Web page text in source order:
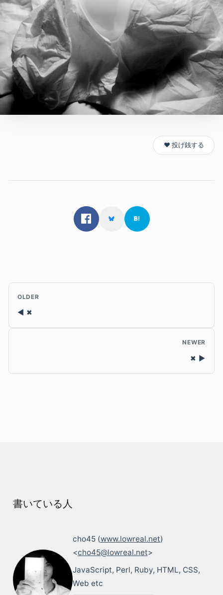
❤️ 投げ銭する
OLDER
✖
NEWER
✖
書いている人
cho45 (www.lowreal.net)
<cho45@lowreal.net>
JavaScript, Perl, Ruby, HTML, CSS,
Web etc